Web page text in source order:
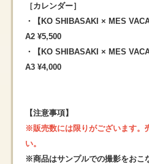
［カレンダー］
・【KO SHIBASAKI × MES
A2 ¥5,500
・【KO SHIBASAKI × MES
A3 ¥4,000
【注意事項】
※販売数には限りがございます。
い。
※商品はサンプルでの撮影をおこ